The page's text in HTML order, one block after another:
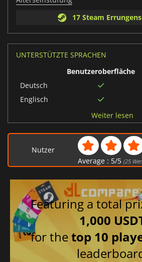
17 Steam
UNTERSTÜTZTE SPRACHEN
Benutzeroberfläche
Deutsch
Englisch
Weiter lesen
Nutzer
Average : 5/5 (25
Featuring a total
1,000
for thetop 10